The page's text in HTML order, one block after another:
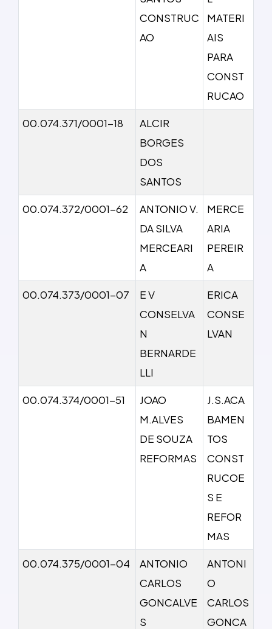
CONSTRUC
AO
MATERI
AIS
PARA
CONST
RUCAO
00.074.371/0001-18
ALCIR
BORGES
DOS
SANTOS
00.074.372/0001-62
ANTONIO V.
DA SILVA
MERCEARI
A
MERCE
ARIA
PEREIR
A
00.074.373/0001-07
E V
CONSELVA
N
BERNARDE
LLI
ERICA
CONSE
LVAN
00.074.374/0001-51
JOAO
M.ALVES
DE SOUZA
REFORMAS
J.S.ACA
BAMEN
TOS
CONST
RUCOE
S E
REFOR
MAS
00.074.375/0001-04
ANTONIO
CARLOS
GONCALVE
S
ANTONI
O
CARLOS
GONCA